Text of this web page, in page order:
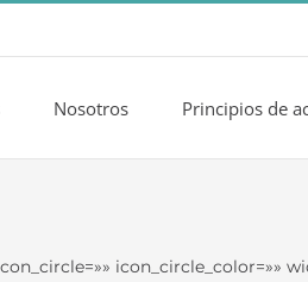
Nosotros Principios de
icon_circle_color=»»